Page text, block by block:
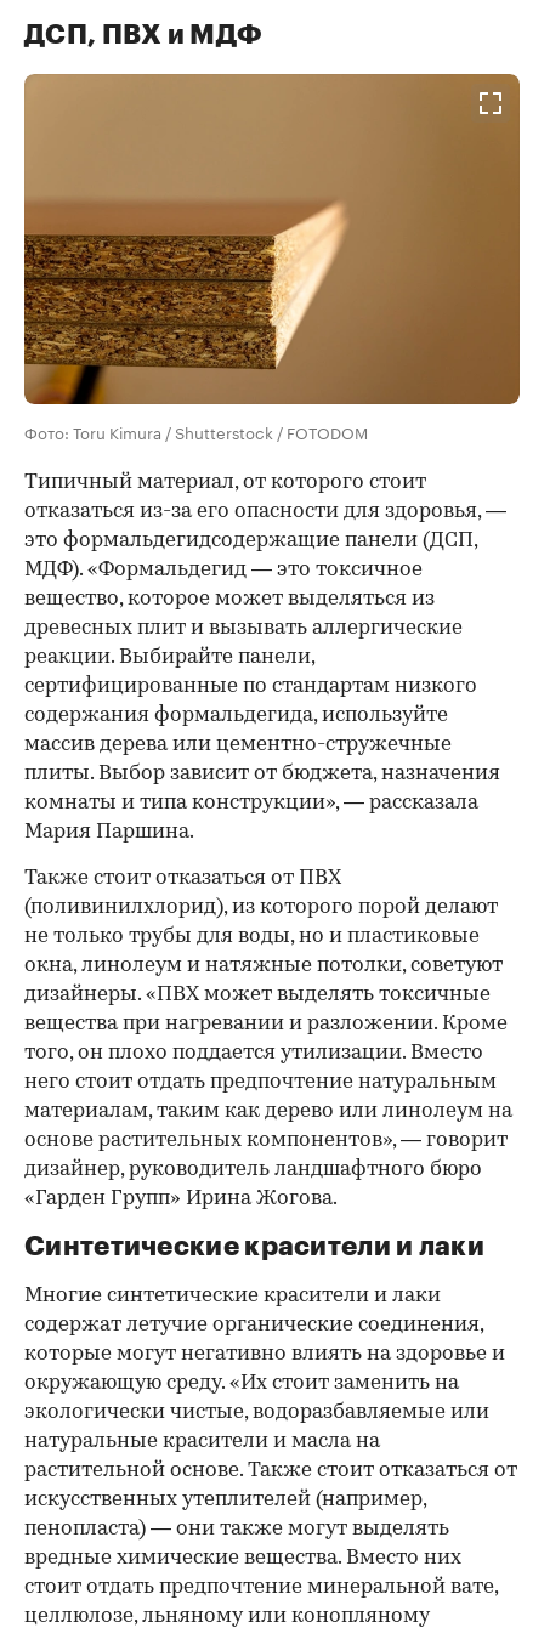
ДСП, ПВХ и МДФ
Фото: Toru Kimura / Shutterstock / FOTODOM
Типичный материал, от которого стоит
отказаться из-за его опасности для здоровья, —
это формальдегидсодержащие панели (ДСП,
МДФ). «Формальдегид — это токсичное
вещество, которое может выделяться из
древесных плит и вызывать аллергические
реакции. Выбирайте панели,
сертифицированные по стандартам низкого
содержания формальдегида, используйте
массив дерева или цементно-стружечные
плиты. Выбор зависит от бюджета, назначения
комнаты и типа конструкции», — рассказала
Мария Паршина.
Также стоит отказаться от ПВХ
(поливинилхлорид), из которого порой делают
не только трубы для воды, но и пластиковые
окна, линолеум и натяжные потолки, советуют
дизайнеры. «ПВХ может выделять токсичные
вещества при нагревании и разложении. Кроме
того, он плохо поддается утилизации. Вместо
него стоит отдать предпочтение натуральным
материалам, таким как дерево или линолеум на
основе растительных компонентов», — говорит
дизайнер, руководитель ландшафтного бюро
«Гарден Групп» Ирина Жогова.
Синтетические красители и лаки
Многие синтетические красители и лаки
содержат летучие органические соединения,
которые могут негативно влиять на здоровье и
окружающую среду. «Их стоит заменить на
экологически чистые, водоразбавляемые или
натуральные красители и масла на
растительной основе. Также стоит отказаться от
искусственных утеплителей (например,
пенопласта) — они также могут выделять
вредные химические вещества. Вместо них
стоит отдать предпочтение минеральной вате,
целлюлозе, льняному или конопляному